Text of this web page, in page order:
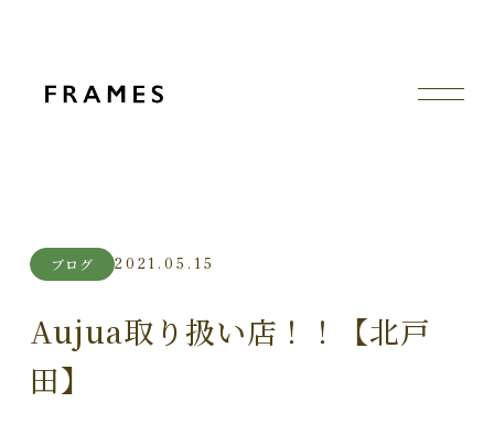
ブログ 2021.05.15
Aujua取り扱い店！！【北戸
田】